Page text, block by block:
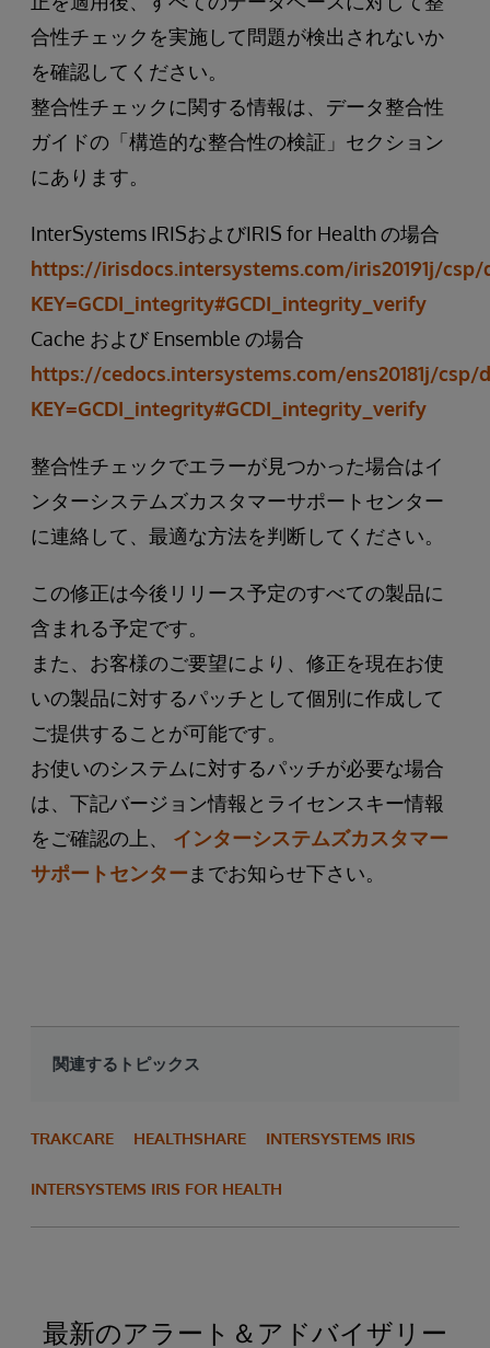
合性チェックを実施して問題が検出されないか
を確認してください。
整合性チェックに関する情報は、データ整合性
ガイドの「構造的な整合性の検証」セクション
にあります。
InterSystems IRISおよびIRIS for Health の場合
https://irisdocs.intersystems.com/iris20191j/csp/
KEY=GCDI_integrity#GCDI_integrity_verify
Cache および Ensemble の場合
https://cedocs.intersystems.com/ens20181j/csp/
KEY=GCDI_integrity#GCDI_integrity_verify
整合性チェックでエラーが見つかった場合はイ
ンターシステムズカスタマーサポートセンター
に連絡して、最適な方法を判断してください。
この修正は今後リリース予定のすべての製品に
含まれる予定です。
また、お客様のご要望により、修正を現在お使
いの製品に対するパッチとして個別に作成して
ご提供することが可能です。
お使いのシステムに対するパッチが必要な場合
は、下記バージョン情報とライセンスキー情報
をご確認の上、 インターシステムズカスタマー
サポートセンター までお知らせ下さい。
関連するトピックス
TRAKCARE HEALTHSHARE INTERSYSTEMS IRIS
INTERSYSTEMS IRIS FOR HEALTH
最新のアラート＆アドバイザリー